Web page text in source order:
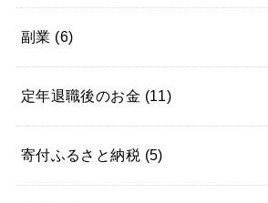
副業 (6)
定年退職後のお金 (11)
寄付ふるさと納税 (5)